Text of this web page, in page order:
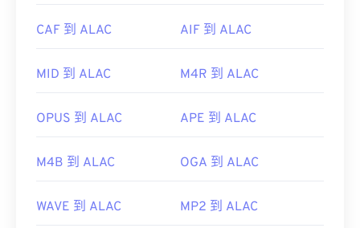
WMV 也很容易轉換為其他影片檔案格式。但是，請
HandBrake
初始發佈時間：
相關連結：
CAF 到 ALAC AIF 到 ALAC
MID 到 ALAC M4R 到 ALAC
OPUS 到 ALAC APE 到 ALAC
M4B 到 ALAC OGA 到 ALAC
WAVE 到 ALAC MP2 到 ALAC